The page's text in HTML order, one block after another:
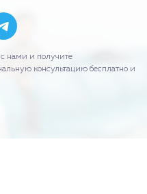
нами и получите
консультацию бесплатно и